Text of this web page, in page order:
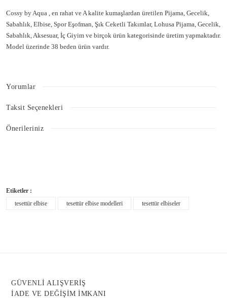
Cossy by Aqua , en rahat ve A kalite kumaşlardan üretilen Pijama, Gecelik,
Sabahlık, Elbise, Spor Eşofman, Şık Ceketli Takımlar, Lohusa Pijama, Gecelik,
Sabahlık, Aksesuar, İç Giyim ve birçok ürün kategorisinde üretim yapmaktadır.
Model üzerinde 38 beden ürün vardır.
Yorumlar
Taksit Seçenekleri
Önerileriniz
Ürün resmi kalitesiz, bozuk veya görüntülenemiyor.
Etiketler :
tesettür elbise
tesettür elbise modelleri tesettür elbiseler
GÜVENLİ ALIŞVERİŞ
İADE VE DEĞİŞİM İMKANI